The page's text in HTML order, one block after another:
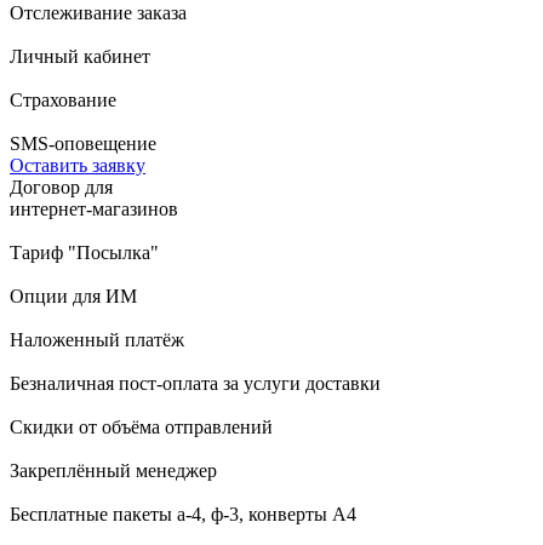
Отслеживание заказа
Личный кабинет
Страхование
SMS-оповещение
Оставить заявку
Договор для
интернет-магазинов
Тариф "Посылка"
Опции для ИМ
Наложенный платёж
Безналичная пост-оплата за услуги доставки
Скидки от объёма отправлений
Закреплённый менеджер
Бесплатные пакеты а-4, ф-3, конверты А4